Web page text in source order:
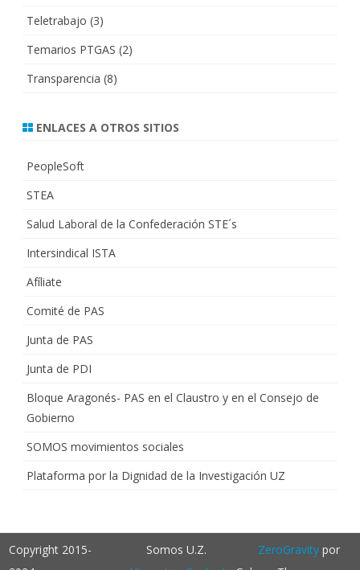
Teletrabajo (3)
Temarios PTGAS (2)
Transparencia (8)
ENLACES A OTROS SITIOS
PeopleSoft
STEA
Salud Laboral de la Confederación STE´s
Intersindical ISTA
Afíliate
Comité de PAS
Junta de PAS
Junta de PDI
Bloque Aragonés- PAS en el Claustro y en el Consejo de
Gobierno
SOMOS movimientos sociales
Plataforma por la Dignidad de la Investigación UZ
Copyright 2015-
Somos U.Z.
ZeroGravitypor